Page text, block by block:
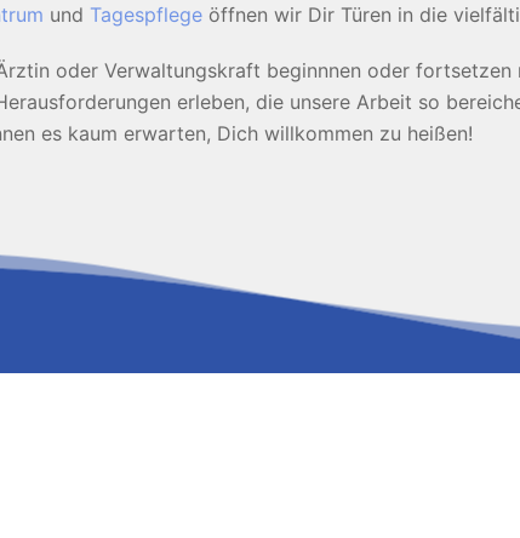
und Tagespflege öffnen wir Dir Türen in die
oder Verwaltungskraft beginnnen oder
erleben, die unsere Arbeit so
es kaum erwarten, Dich willkommen zu heißen!